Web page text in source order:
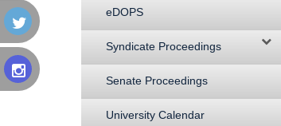
eDOPS
Syndicate Proceedings
Senate Proceedings
University Calendar